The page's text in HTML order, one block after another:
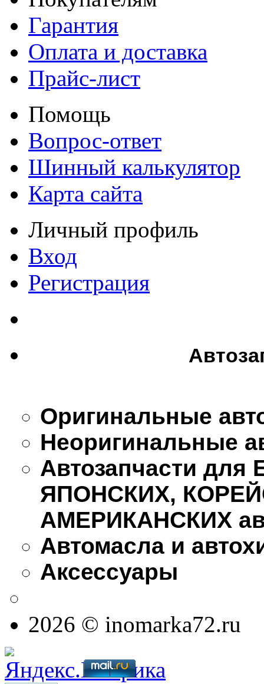
Гарантия
Оплата и доставка
Прайс-лист
Помощь
Вопрос-ответ
Шинный калькулятор
Карта сайта
Личный профиль
Вход
Регистрация
Оригинальные
Неоригинальные
Автозапчасти
ЯПОНСКИХ,
АМЕРИКАНСКИХ
Автомасла и
Аксессуары
2026 © inomarka72.ru